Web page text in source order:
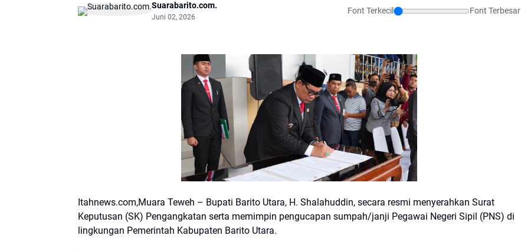
Suarabarito.com.
Juni 02, 2026
Font Terkecil Font Terbesar
Itahnews.com,Muara Teweh – Bupati Barito Utara, H. Shalahuddin, secara resmi menyerahkan Surat
Keputusan (SK) Pengangkatan serta memimpin pengucapan sumpah/janji Pegawai Negeri Sipil (PNS) di
lingkungan Pemerintah Kabupaten Barito Utara.